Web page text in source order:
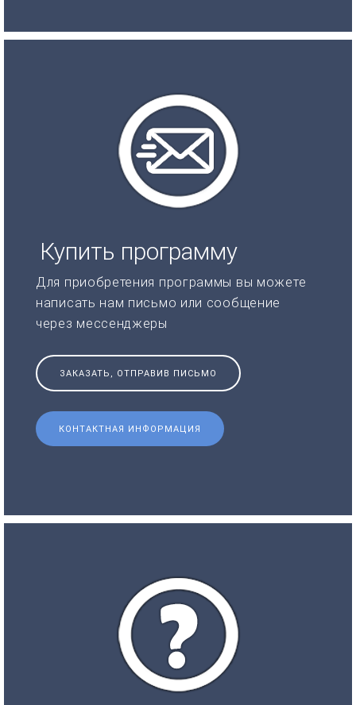
Купить программу
Для приобретения программы вы можете
написать нам письмо или сообщение
через мессенджеры
ЗАКАЗАТЬ, ОТПРАВИВ ПИСЬМО
КОНТАКТНАЯ ИНФОРМАЦИЯ